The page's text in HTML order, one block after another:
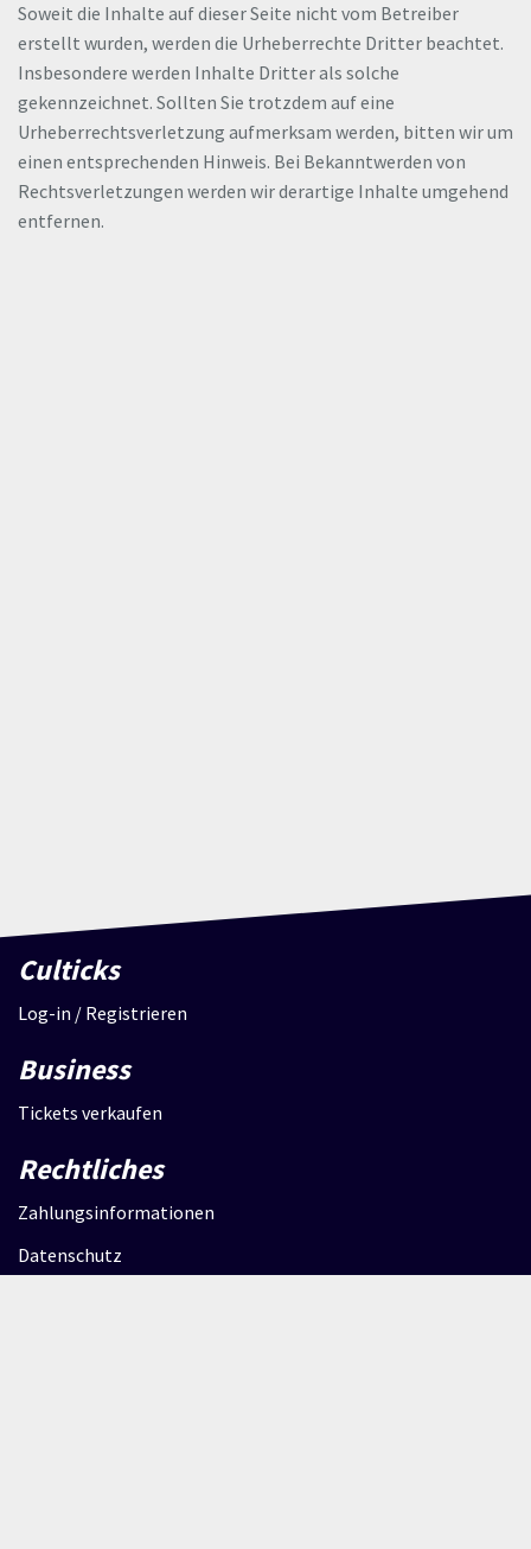
Soweit die Inhalte auf dieser Seite nicht vom Betreiber
erstellt wurden, werden die Urheberrechte Dritter beachtet.
Insbesondere werden Inhalte Dritter als solche
gekennzeichnet. Sollten Sie trotzdem auf eine
Urheberrechtsverletzung aufmerksam werden, bitten wir um
einen entsprechenden Hinweis. Bei Bekanntwerden von
Rechtsverletzungen werden wir derartige Inhalte umgehend
entfernen.
Culticks
Log-in / Registrieren
Business
Tickets verkaufen
Rechtliches
Zahlungsinformationen
Datenschutz